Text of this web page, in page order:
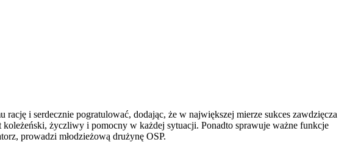
i serdecznie pogratulować, dodając, że w największej mierze sukces zawdzięcza
życzliwy i pomocny w każdej sytuacji. Ponadto sprawuje ważne funkcje
prowadzi młodzieżową drużynę OSP.